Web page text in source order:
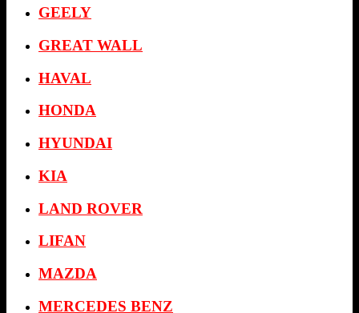
GEELY
GREAT WALL
HAVAL
HONDA
HYUNDAI
KIA
LAND ROVER
LIFAN
MAZDA
MERCEDES BENZ